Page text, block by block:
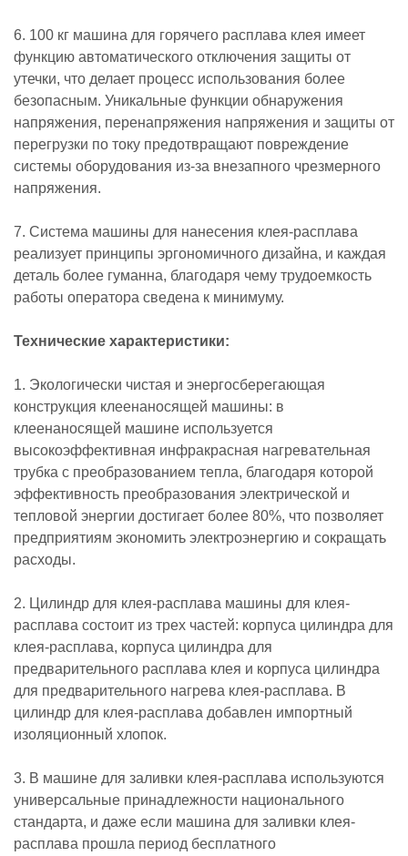
6. 100 кг машина для горячего расплава клея имеет
функцию автоматического отключения защиты от
утечки, что делает процесс использования более
безопасным. Уникальные функции обнаружения
напряжения, перенапряжения напряжения и защиты от
перегрузки по току предотвращают повреждение
системы оборудования из-за внезапного чрезмерного
напряжения.
7. Система машины для нанесения клея-расплава
реализует принципы эргономичного дизайна, и каждая
деталь более гуманна, благодаря чему трудоемкость
работы оператора сведена к минимуму.
Технические характеристики:
1. Экологически чистая и энергосберегающая
конструкция клеенаносящей машины: в
клеенаносящей машине используется
высокоэффективная инфракрасная нагревательная
трубка с преобразованием тепла, благодаря которой
эффективность преобразования электрической и
тепловой энергии достигает более 80%, что позволяет
предприятиям экономить электроэнергию и сокращать
расходы.
2. Цилиндр для клея-расплава машины для клея-
расплава состоит из трех частей: корпуса цилиндра для
клея-расплава, корпуса цилиндра для
предварительного расплава клея и корпуса цилиндра
для предварительного нагрева клея-расплава. В
цилиндр для клея-расплава добавлен импортный
изоляционный хлопок.
3. В машине для заливки клея-расплава используются
универсальные принадлежности национального
стандарта, и даже если машина для заливки клея-
расплава прошла период бесплатного